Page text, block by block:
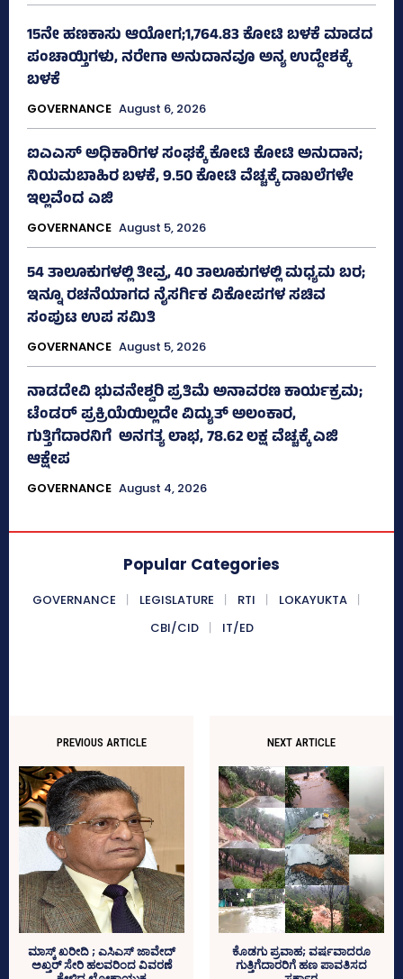
15ನೇ ಹಣಕಾಸು ಆಯೋಗ;1,764.83 ಕೋಟಿ ಬಳಕೆ ಮಾಡದ
ಪಂಚಾಯ್ತಿಗಳು, ನರೇಗಾ ಅನುದಾನವೂ ಅನ್ಯ ಉದ್ದೇಶಕ್ಕೆ
ಬಳಕೆ
GOVERNANCE August 6, 2026
ಐಎಎಸ್‌ ಅಧಿಕಾರಿಗಳ ಸಂಘಕ್ಕೆ ಕೋಟಿ ಕೋಟಿ ಅನುದಾನ;
ನಿಯಮಬಾಹಿರ ಬಳಕೆ, 9.50 ಕೋಟಿ ವೆಚ್ಚಕ್ಕೆ ದಾಖಲೆಗಳೇ
ಇಲ್ಲವೆಂದ ಎಜಿ
GOVERNANCE August 5, 2026
54 ತಾಲೂಕುಗಳಲ್ಲಿ ತೀವ್ರ, 40 ತಾಲೂಕುಗಳಲ್ಲಿ ಮಧ್ಯಮ ಬರ;
ಇನ್ನೂ ರಚನೆಯಾಗದ ನೈಸರ್ಗಿಕ ವಿಕೋಪಗಳ ಸಚಿವ
ಸಂಪುಟ ಉಪ ಸಮಿತಿ
GOVERNANCE August 5, 2026
ನಾಡದೇವಿ ಭುವನೇಶ್ವರಿ ಪ್ರತಿಮೆ ಅನಾವರಣ ಕಾರ್ಯಕ್ರಮ;
ಟೆಂಡರ್ ಪ್ರಕ್ರಿಯೆಯಿಲ್ಲದೇ ವಿದ್ಯುತ್‌ ಅಲಂಕಾರ,
ಗುತ್ತಿಗೆದಾರನಿಗೆ ಅನಗತ್ಯ ಲಾಭ, 78.62 ಲಕ್ಷ ವೆಚ್ಚಕ್ಕೆ ಎಜಿ
ಆಕ್ಷೇಪ
GOVERNANCE August 4, 2026
Popular Categories
GOVERNANCE LEGISLATURE RTI
LOKAYUKTA
CBI/CID
IT/ED
PREVIOUS ARTICLE
ಮಾಸ್ಕ್‌ ಖರೀದಿ ; ಎಸಿಎಸ್‌ ಜಾವೇದ್‌
ಅಖ್ತರ್‌ ಸೇರಿ ಹಲವರಿಂದ ವಿವರಣೆ
NEXT ARTICLE
ಕೊಡಗು ಪ್ರವಾಹ; ವರ್ಷವಾದರೂ
ಗುತ್ತಿಗೆದಾರರಿಗೆ ಹಣ ಪಾವತಿಸದ